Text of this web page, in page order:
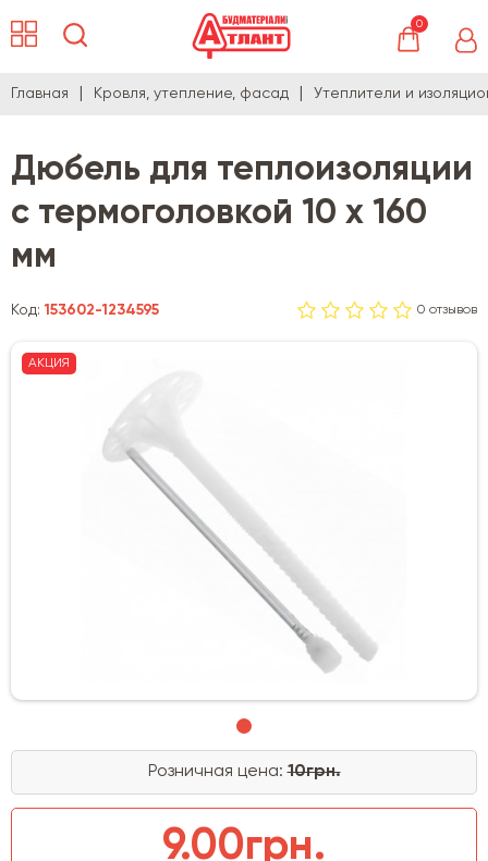
0
Главная Кровля, утепление, фасад Утеплители и
Дюбель для теплоизоляции
с термоголовкой 10 х 160
мм
Код:153602-1234595 0 отзывов
АКЦИЯ
Розничная цена:10грн.
9.00грн.